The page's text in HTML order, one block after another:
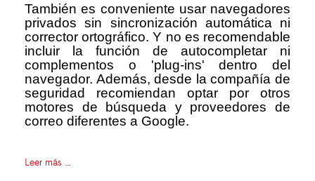
También es conveniente usar navegadores
privados sin sincronización automática ni
corrector ortográfico. Y no es recomendable
incluir la función de autocompletar ni
complementos o 'plug-ins' dentro del
navegador. Además, desde la compañía de
seguridad recomiendan optar por otros
motores de búsqueda y proveedores de
correo diferentes a Google.
Leer más ...